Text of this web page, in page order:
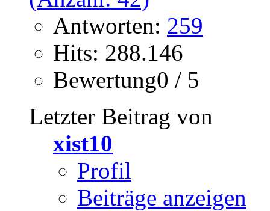
Antworten: 259
Hits: 288.146
Bewertung0 / 5
Letzter Beitrag von
xist10
Profil
Beiträge anzeigen